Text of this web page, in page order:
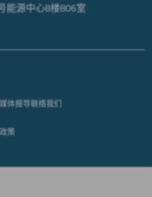
能源中心8楼806室
媒体报导联络我们
策